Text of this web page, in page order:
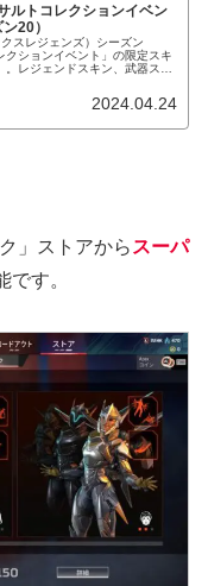
ルトコレクションイベン
20）
スレジェンズ）シーズン
ションイベント」の限定スキ
レジェンドスキン、武器スキ
2024.04.24
」ストアからスーパ
です。